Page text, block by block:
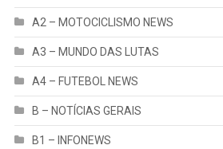
A2 – MOTOCICLISMO NEWS
A3 – MUNDO DAS LUTAS
A4 – FUTEBOL NEWS
B – NOTÍCIAS GERAIS
B1 – INFONEWS